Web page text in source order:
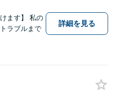
ます】 私の
ラブルまで
詳細を見る